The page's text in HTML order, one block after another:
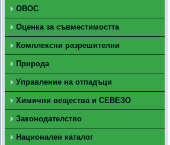
ОВОС
Оценка за съвместимостта
Комплексни разрешителни
Природа
Управление на отпадъци
Химични вещества и СЕВЕЗО
Законодателство
Национален каталог